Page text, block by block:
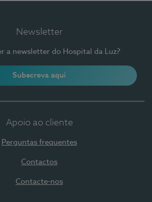
Newsletter
a newsletter do Hospital da Luz?
Subscreva aqui
Apoio ao cliente
Perguntas frequentes
Contactos
Contacte-nos